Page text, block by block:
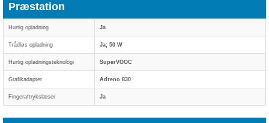
Præstation
Hurtig opladning Ja
Trådløs opladning Ja; 50 W
Hurtig opladningsteknologi SuperVOOC
Grafikadapter Adreno 830
Fingeraftrykslæser Ja